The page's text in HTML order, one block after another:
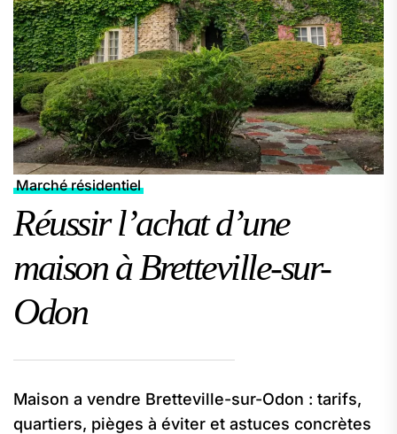
Marché résidentiel
Réussir l’achat d’une
maison à Bretteville-sur-
Odon
Maison a vendre Bretteville-sur-Odon : tarifs,
quartiers, pièges à éviter et astuces concrètes